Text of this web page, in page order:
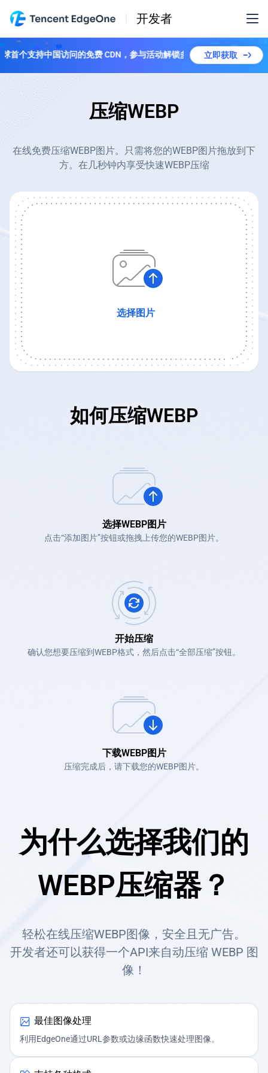
开发者
个支持中国访问的免费 CDN，参与活动解锁多个套餐！立即获取
压缩WEBP
在线免费压缩WEBP图片。只需将您的WEBP图片拖放到下
方。在几秒钟内享受快速WEBP压缩
选择图片
如何压缩WEBP
选择WEBP图片
点击“添加图片”按钮或拖拽上传您的WEBP图片。
开始压缩
确认您想要压缩到WEBP格式，然后点击“全部压缩”按钮。
下载WEBP图片
压缩完成后，请下载您的WEBP图片。
为什么选择我们的
WEBP压缩器？
轻松在线压缩WEBP图像，安全且无广告。
开发者还可以获得一个API来自动压缩 WEBP 图
像！
最佳图像处理
利用EdgeOne通过URL参数或边缘函数快速处理图像。